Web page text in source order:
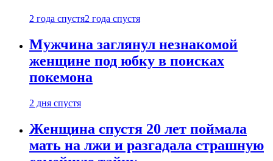
2 года спустя2 года спустя
Мужчина заглянул незнакомой
женщине под юбку в поисках
покемона
2 дня спустя
Женщина спустя 20 лет поймала
мать на лжи и разгадала страшную